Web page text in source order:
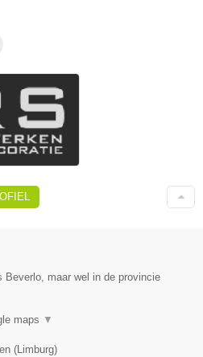
Beverlo, maar wel in de provincie
maps ▼
(Limburg)